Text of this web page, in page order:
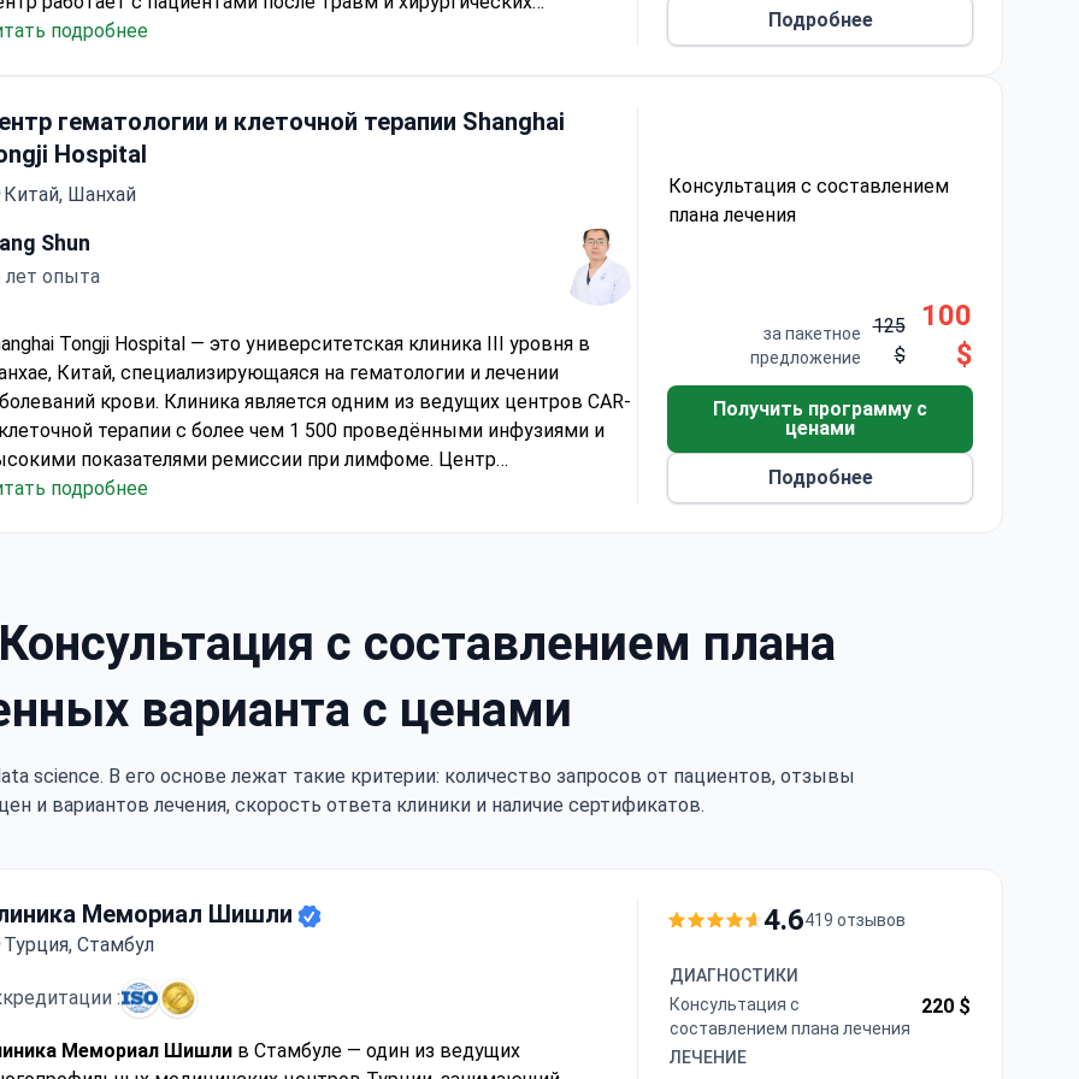
занимается детской реабилитацией (ДЦП, патологии
регенерации организма — восстанавливает циркуляцию
обновление клеток, функции внутренних органов, связок,
костей и мышц. Для людей с эмоциональным выгоранием и
хронической усталости разработаны отдельные
Среди пациентов — профессиональные спортсмены и IT-
подробнее Подробнее
гематологии и клеточной терапии Shanghai
Hospital
Китай, Шанхай
Shun
лет опыта
Tongji Hospital — это университетская клиника III уровня в
Китай, специализирующаяся на гематологии и лечении
крови. Клиника является одним из ведущих центров CAR-
терапии с более чем 1 500 проведёнными инфузиями и
показателями ремиссии при лимфоме. Центр
современную диагностику и мультидисциплинарный
подробнее
Консультация с составлением
плана лечения
за пакетное
предложение
125
$
100
$
Получить программу с
ценами
Подробнее
с составлением плана
варианта с ценами
science. В его основе лежат такие критерии: количество запросов от пациентов, отзывы
и вариантов лечения, скорость ответа клиники и наличие сертификатов.
Мемориал Шишли
Турция, Стамбул
:
Мемориал Шишли в Стамбуле — один из ведущих
4.6419 отзывов
ДИАГНОСТИКИ
Консультация с
составлением плана лечения
220 $
ЛЕЧЕНИЕ